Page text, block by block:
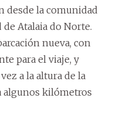
desde la comunidad
de Atalaia do Norte.
nueva, con
para el viaje, y
a la altura de la
algunos kilómetros